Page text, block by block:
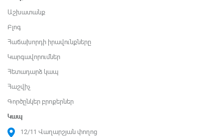
Աշխատանք
Բլոգ
Հաճախորդի իրավունքները
Կարգավորումներ
Հետադարձ կապ
Հաշվիչ
Գործընկեր բրոքերներ
Կապ
12/11 Վաղարշյան փողոց